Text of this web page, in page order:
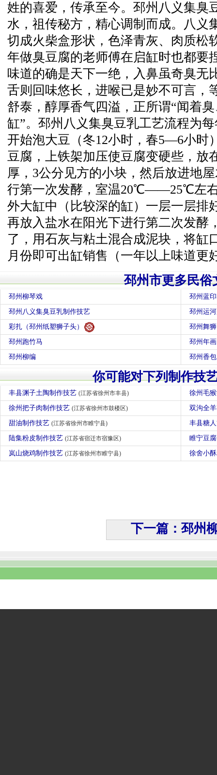
姓的喜爱，传承至今。邳州八义集臭
水，祖传秘方，精心调制而成。八义
切成火柴盒形状，色泽青灰、肉质松
年做臭豆腐的老师傅在启缸时也都要
味道的确是天下一绝，入鼻虽奇臭无
舌则回味悠长，进喉已是妙不可言，
舒泰，醇厚香气四溢，正所谓“闻着
缸”。邳州八义集臭豆乳工艺流程为
开始泡大豆（冬12小时，春5—6小时
豆腐，上铁架加压使豆腐变硬些，放
厚，3公分见方的小块，然后放进地
行第一次发酵，室温20℃——25℃左
外大缸中（比较深的缸）一层一层排
再放入盐水在阳光下进行第二次发酵
了，用石灰与粘土混合成泥块，将缸
月份即可出缸销售（一年以上味道更
邳州市更多民俗
邳州柳琴戏 邳州蓝
邳州八义集臭豆乳制作技艺 邳州运
彩扎（邳州纸塑狮子头） 邳州舞狮
邳州跑竹马 邳州年画
邳州柳编 邳州香包
你可能对下列制作技
丰县渊子土陶制作技艺 (江苏省徐州市丰县) 徐州毛
徐州把子肉制作技艺 (江苏省徐州市鼓楼区) 双沟全
甜油制作技艺 (江苏省徐州市睢宁县) 丰县糖
陆集粉皮制作技艺 (江苏省宿迁市宿豫区) 睢宁豆
岚山烧鸡制作技艺 (江苏省徐州市睢宁县) 徐舍小
下一篇：邳州